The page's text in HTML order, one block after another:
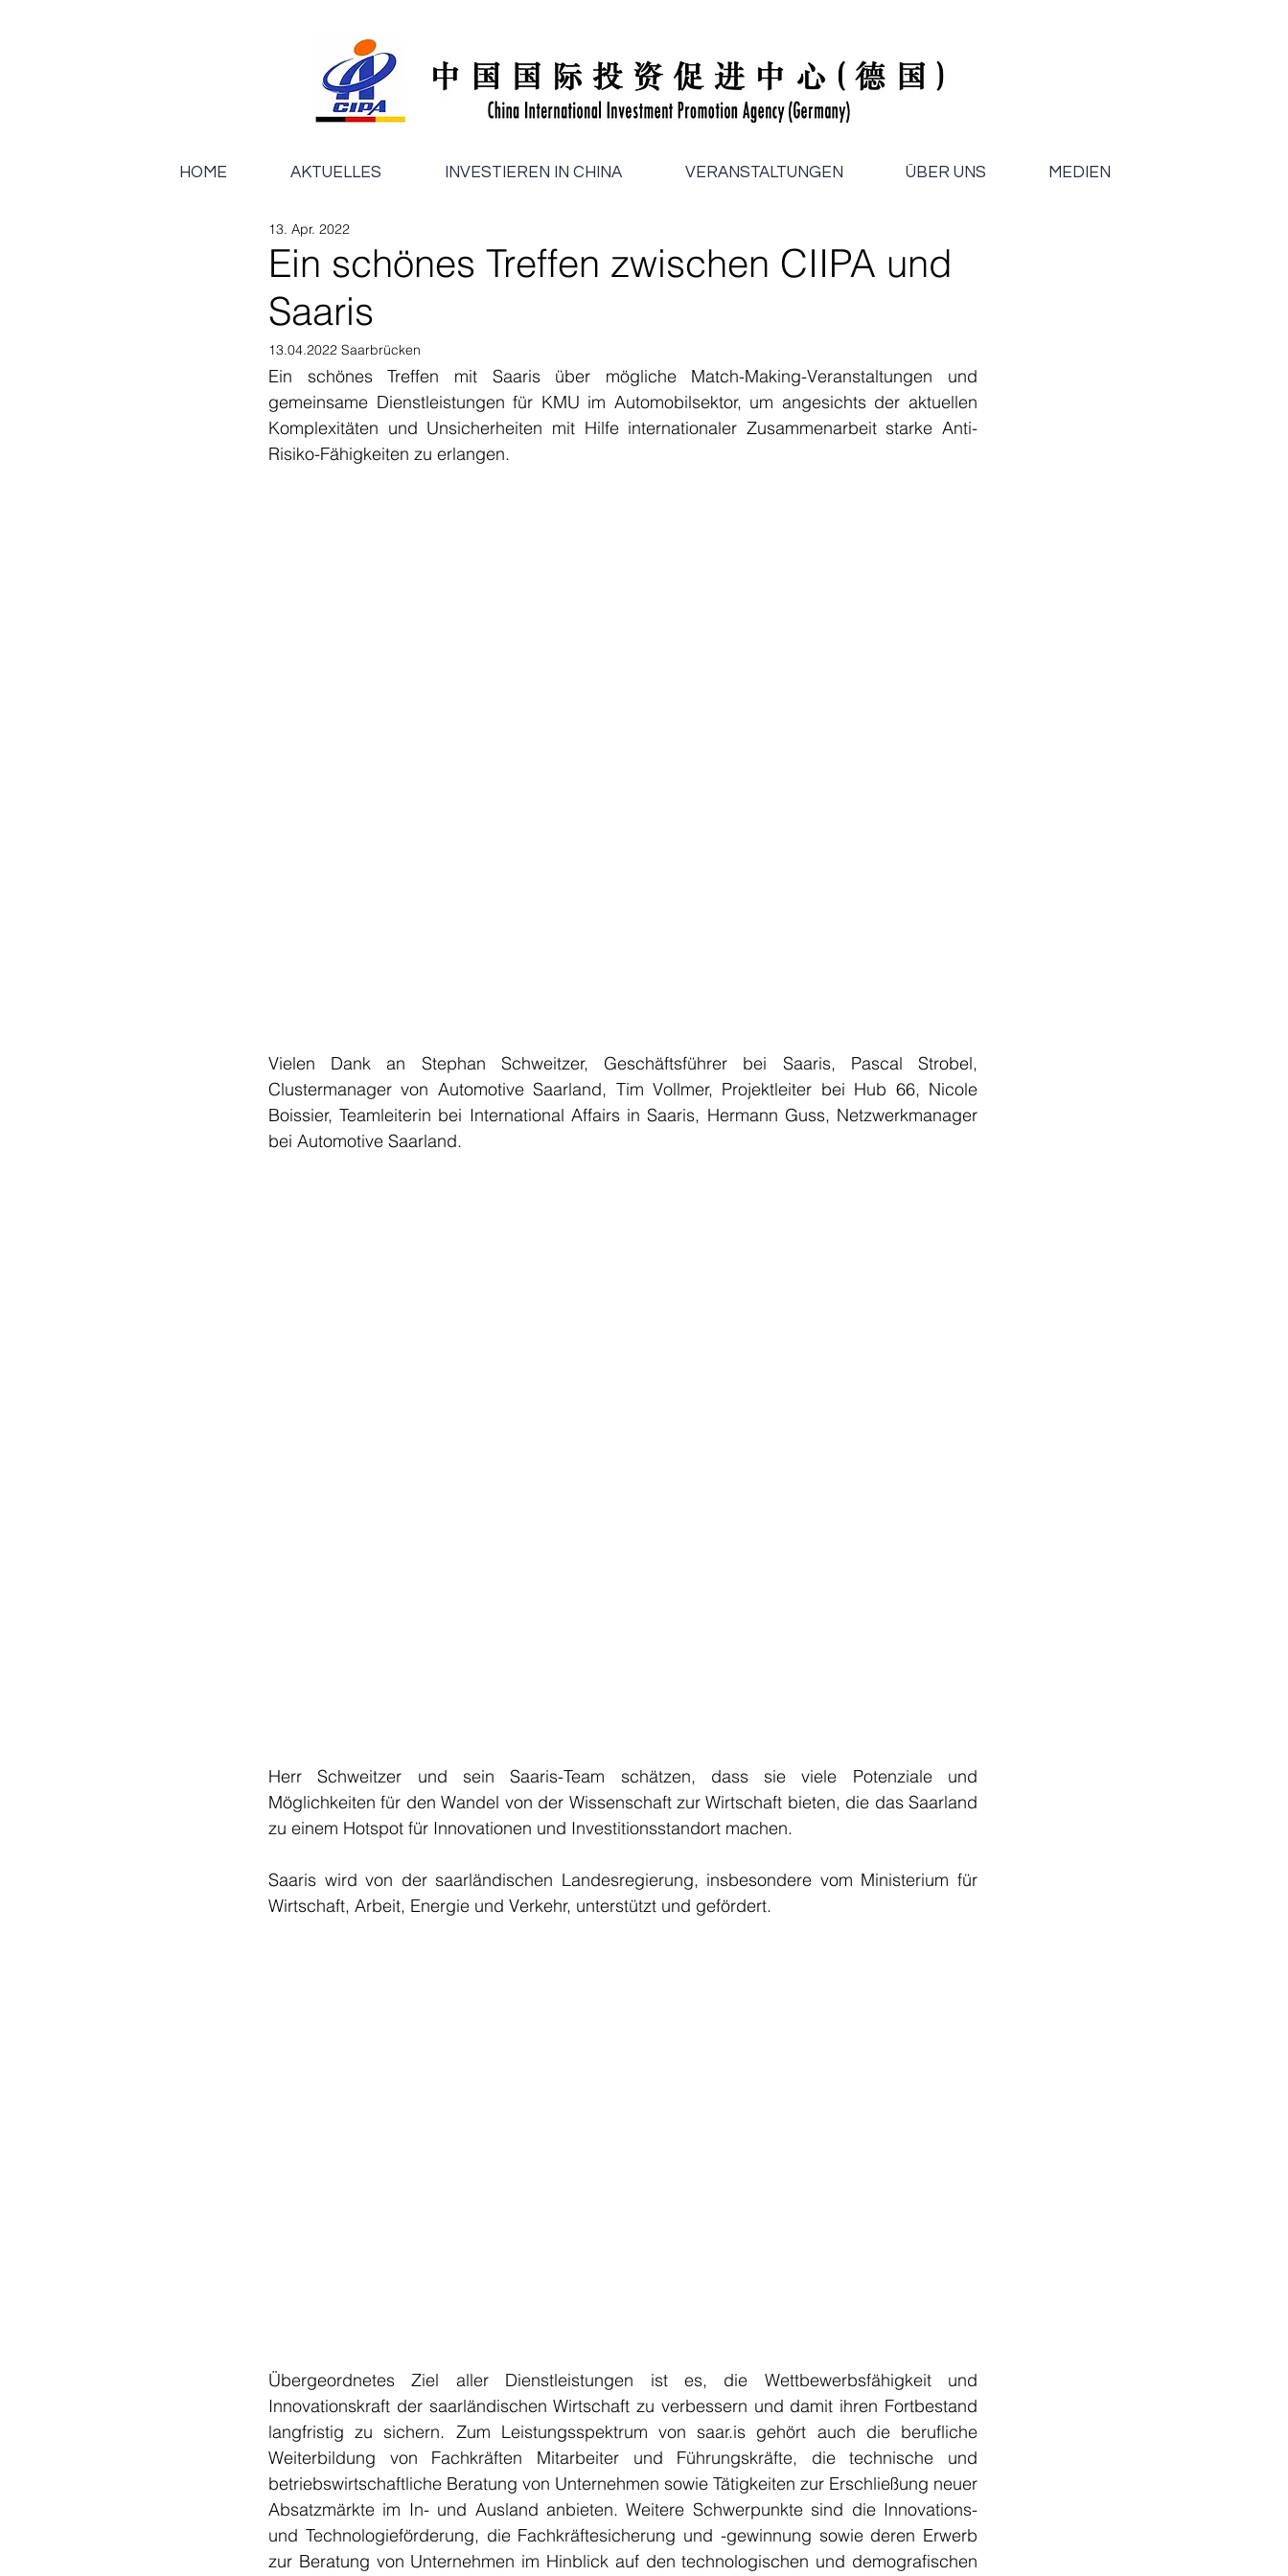
HOME AKTUELLES INVESTIEREN IN CHINA VERANSTALTUNGEN ÜBER UNS MEDIEN
Ein schönes Treffen zwischen CIIPA und
Saaris
13. Apr. 2022
13.04.2022 Saarbrücken
Ein schönes Treffen mit Saaris über mögliche Match-Making-Veranstaltungen und
gemeinsame Dienstleistungen für KMU im Automobilsektor, um angesichts der aktuellen
Komplexitäten und Unsicherheiten mit Hilfe internationaler Zusammenarbeit starke Anti-
Risiko-Fähigkeiten zu erlangen.
Vielen Dank an Stephan Schweitzer, Geschäftsführer bei Saaris, Pascal Strobel,
Clustermanager von Automotive Saarland, Tim Vollmer, Projektleiter bei Hub 66, Nicole
Boissier, Teamleiterin bei International Affairs in Saaris, Hermann Guss, Netzwerkmanager
bei Automotive Saarland.
Herr Schweitzer und sein Saaris-Team schätzen, dass sie viele Potenziale und
Möglichkeiten für den Wandel von der Wissenschaft zur Wirtschaft bieten, die das Saarland
zu einem Hotspot für Innovationen und Investitionsstandort machen.
Saaris wird von der saarländischen Landesregierung, insbesondere vom Ministerium für
Wirtschaft, Arbeit, Energie und Verkehr, unterstützt und gefördert.
Übergeordnetes Ziel aller Dienstleistungen ist es, die Wettbewerbsfähigkeit und
Innovationskraft der saarländischen Wirtschaft zu verbessern und damit ihren Fortbestand
langfristig zu sichern. Zum Leistungsspektrum von saar.is gehört auch die berufliche
Weiterbildung von Fachkräften Mitarbeiter und Führungskräfte, die technische und
betriebswirtschaftliche Beratung von Unternehmen sowie Tätigkeiten zur Erschließung neuer
Absatzmärkte im In- und Ausland anbieten. Weitere Schwerpunkte sind die Innovations-
und Technologieförderung, die Fachkräftesicherung und -gewinnung sowie deren Erwerb
zur Beratung von Unternehmen im Hinblick auf den technologischen und demografischen